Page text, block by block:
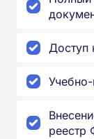
Доступ